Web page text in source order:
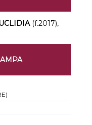
(f.2017),